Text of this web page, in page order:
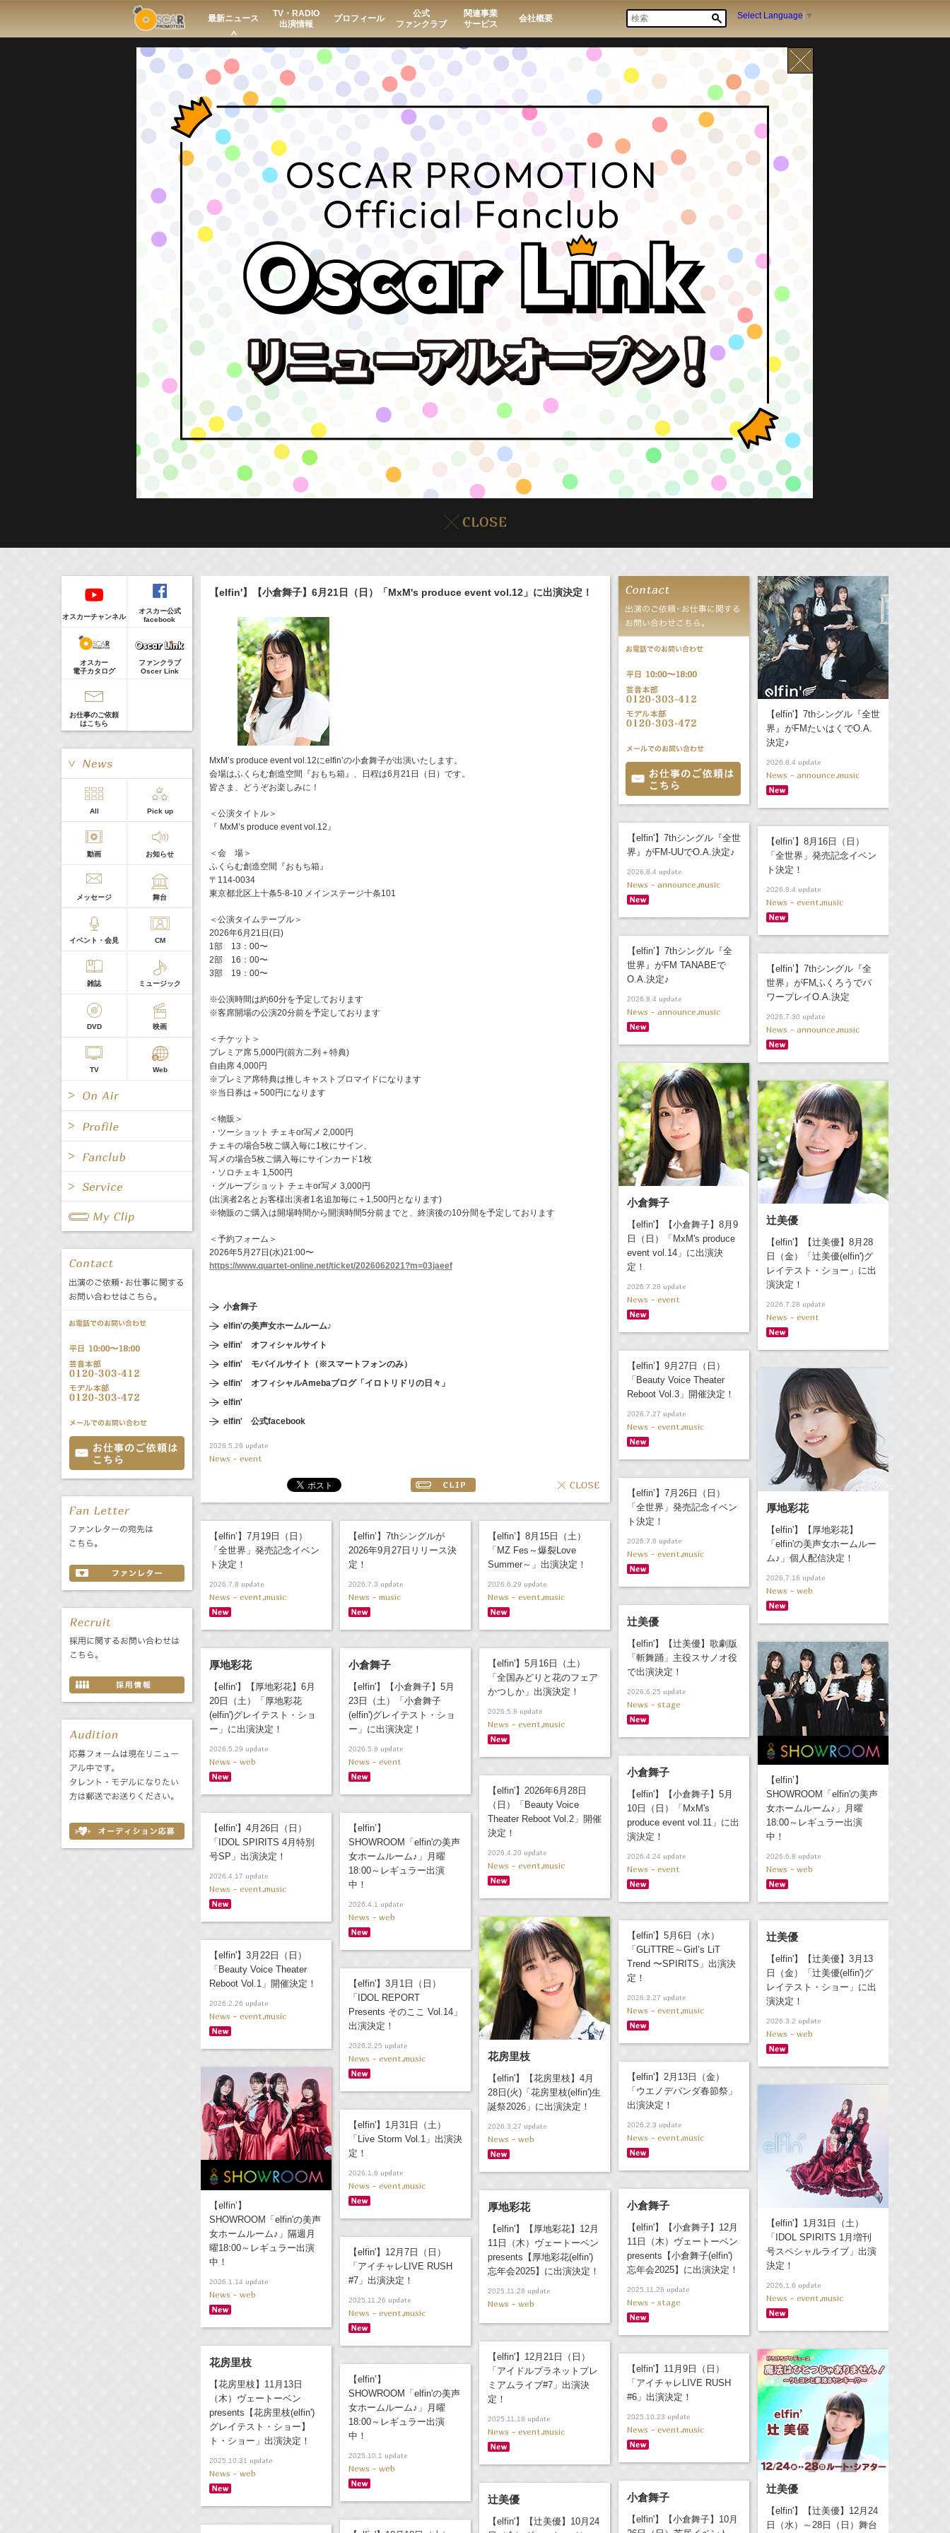
最新ニュース
TV・RADIO
出演情報
プロフィール
公式
ファンクラブ
関連事業
サービス
会社概要 Select Language ▼
8/7(Fri)
イベント
販売情報
17:10-17:30(Radio
河北麻友子のマユコレ！
Tシャツが乾くまで
庄司浩平
> More
【elfin'】【小倉舞子】6月21日（日）「MxM's produce event vol.12」に出演決定！
MxM’s produce event vol.12にelfin’の小倉舞子が出演いたします。
会場はふくらむ創造空間『おもち箱』、日程は6月21日（日）です。
皆さま、どうぞお楽しみに！
＜公演タイトル＞
『 MxM’s produce event vol.12』
＜会 場＞
ふくらむ創造空間『おもち箱』
〒114-0034
東京都北区上十条5-8-10 メインステージ十条101
＜公演タイムテーブル＞
2026年6月21日(日)
1部 13：00〜
2部 16：00〜
3部 19：00〜
※公演時間は約60分を予定しております
※客席開場の公演20分前を予定しております
＜チケット＞
プレミア席 5,000円(前方二列＋特典)
自由席 4,000円
※プレミア席特典は推しキャストブロマイドになります
※当日券は＋500円になります
＜物販＞
・ツーショット チェキor写メ 2,000円
チェキの場合5枚ご購入毎に1枚にサイン、
写メの場合5枚ご購入毎にサインカード1枚
・ソロチェキ 1,500円
・グループショット チェキor写メ 3,000円
(出演者2名とお客様出演者1名追加毎に＋1,500円となります)
※物販のご購入は開場時間から開演時間5分前までと、終演後の10分間を予定しております
＜予約フォーム＞
2026年5月27日(水)21:00〜
https://www.quartet-online.net/ticket/2026062021?m=03jaeef
小倉舞子
elfin'の美声女ホームルーム♪
elfin' オフィシャルサイト
elfin' モバイルサイト（※スマートフォンのみ）
elfin' オフィシャルAmebaブログ「イロトリドリの日々」
elfin'
elfin' 公式facebook
2026.5.26 update
News - event
【elfin'】7thシングル『全世
界』がFMたいはくでO.A.
決定♪
2026.8.4 update
News - announce,music
【elfin'】7thシングル『全世
界』がFM-UUでO.A.決定♪
2026.8.4 update
News - announce,music
【elfin’】8月16日（日）
「全世界」発売記念イベン
ト決定！
2026.8.4 update
News - event,music
【elfin’】7thシングル『全
世界』がFM TANABEで
O.A.決定♪
2026.8.4 update
News - announce,music
【elfin’】7thシングル『全
世界』がFMふくろうでパ
ワープレイO.A.決定
2026.7.30 update
News - announce,music
小倉舞子
【elfin'】【小倉舞子】8月9
日（日）「MxM's produce
event vol.14」に出演決
定！
2026.7.28 update
News - event
辻美優
【elfin'】【辻美優】8月28
日（金）「辻美優(elfin')グ
レイテスト・ショー」に出
演決定！
2026.7.28 update
News - event
【elfin’】9月27日（日）
「Beauty Voice Theater
Reboot Vol.3」開催決定！
2026.7.27 update
News - event,music
厚地彩花
【elfin'】【厚地彩花】
「elfin'の美声女ホームルー
ム♪」個人配信決定！
2026.7.16 update
News - web
【elfin’】7月26日（日）
「全世界」発売記念イベン
ト決定！
2026.7.8 update
News - event,music
【elfin’】7月19日（日）
「全世界」発売記念イベン
ト決定！
2026.7.8 update
News - event,music
【elfin’】7thシングルが
2026年9月27日リリース決
定！
2026.7.3 update
News - music
【elfin’】8月15日（土）
「MZ Fes～爆裂Love
Summer～」出演決定！
2026.6.29 update
News - event,music
辻美優
【elfin'】【辻美優】歌劇版
「斬舞踊」主役スサノオ役
で出演決定！
2026.6.25 update
News - stage
【elfin’】
SHOWROOM「elfin'の美声
女ホームルーム♪」月曜
18:00～レギュラー出演
中！
2026.6.8 update
News - web
厚地彩花
【elfin'】【厚地彩花】6月
20日（土）「厚地彩花
(elfin')グレイテスト・ショ
ー」に出演決定！
2026.5.29 update
News - web
小倉舞子
【elfin'】【小倉舞子】5月
23日（土）「小倉舞子
(elfin')グレイテスト・ショ
ー」に出演決定！
2026.5.8 update
News - event
【elfin'】5月16日（土）
「全国みどりと花のフェア
かつしか」出演決定！
2026.5.8 update
News - event,music
小倉舞子
【elfin'】【小倉舞子】5月
10日（日）「MxM's
produce event vol.11」に出
演決定！
2026.4.24 update
News - event
【elfin'】2026年6月28日
（日）「Beauty Voice
Theater Reboot Vol.2」開催
決定！
2026.4.20 update
News - event,music
【elfin'】4月26日（日）
「IDOL SPIRITS 4月特別
号SP」出演決定！
2026.4.17 update
News - event,music
【elfin’】
SHOWROOM「elfin'の美声
女ホームルーム♪」月曜
18:00～レギュラー出演
中！
2026.4.1 update
News - web
花房里枝
【elfin'】【花房里枝】4月
28日(火)「花房里枝(elfin')生
誕祭2026」に出演決定！
2026.3.27 update
News - web
【elfin'】5月6日（水）
「GLiTTRE～Girl’s LiT
Trend 〜SPIRITS」出演決
定！
2026.3.27 update
News - event,music
辻美優
【elfin'】【辻美優】3月13
日（金）「辻美優(elfin')グ
レイテスト・ショー」に出
演決定！
2026.3.2 update
News - web
【elfin'】3月22日（日）
「Beauty Voice Theater
Reboot Vol.1」開催決定！
2026.2.26 update
News - event,music
【elfin'】3月1日（日）
「IDOL REPORT
Presents そのここ Vol.14」
出演決定！
2026.2.25 update
News - event,music
【elfin'】2月13日（金）
「ウエノデパンダ春節祭」
出演決定！
2026.2.3 update
News - event,music
【elfin’】
SHOWROOM「elfin'の美声
女ホームルーム♪」隔週月
曜18:00～レギュラー出演
中！
2026.1.14 update
News - web
【elfin'】1月31日（土）
「IDOL SPIRITS 1月増刊
号スペシャルライブ」出演
決定！
2026.1.6 update
News - event,music
【elfin'】1月31日（土）
「Live Storm Vol.1」出演決
定！
2026.1.6 update
News - event,music
小倉舞子
【elfin'】【小倉舞子】12月
11日（木）ヴェートーベン
presents【小倉舞子(elfin')
忘年会2025】に出演決定！
2025.11.28 update
News - stage
厚地彩花
【elfin'】【厚地彩花】12月
11日（木）ヴェートーベン
presents【厚地彩花(elfin')
忘年会2025】に出演決定！
2025.11.28 update
News - web
【elfin'】12月7日（日）
「アイチャレLIVE RUSH
#7」出演決定！
2025.11.26 update
News - event,music
【elfin'】12月21日（日）
「アイドルプラネットプレ
ミアムライブ#7」出演決
定！
2025.11.18 update
News - event,music
花房里枝
【花房里枝】11月13日
（木）ヴェートーベン
presents【花房里枝(elfin')
グレイテスト・ショー】
ト・ショー」出演決定！
2025.10.31 update
News - web
辻美優
【elfin'】【辻美優】12月24
日（水）～28日（日）舞台
【elfin'】11月9日（日）
「アイチャレLIVE RUSH
#6」出演決定！
2025.10.23 update
News - event,music
【elfin’】
SHOWROOM「elfin'の美声
女ホームルーム♪」月曜
18:00～レギュラー出演
中！
2025.10.1 update
News - web
小倉舞子
【elfin'】【小倉舞子】10月
辻美優
【elfin'】【辻美優】10月24
オスカーチャンネル
オスカー公式
facebook
オスカー
電子カタログ
ファンクラブ
Oscer Link
お仕事のご依頼
はこちら
All Pick up
動画 お知らせ
メッセージ 舞台
イベント・会見 CM
雑誌 ミュージック
DVD 映画
TV Web
Radio
Radio
All 女優/タレント
グループ
キャスター/レポーター
バラエティ 声優
文化事業部 クリエイター
誕生日 8/7
あ か
さ
た
な
は
ま
や
ら
わ
All Fanclub Page
All 関連事業
公式サービス
Regular
Guest
本日の出演
５０音順
CLIP